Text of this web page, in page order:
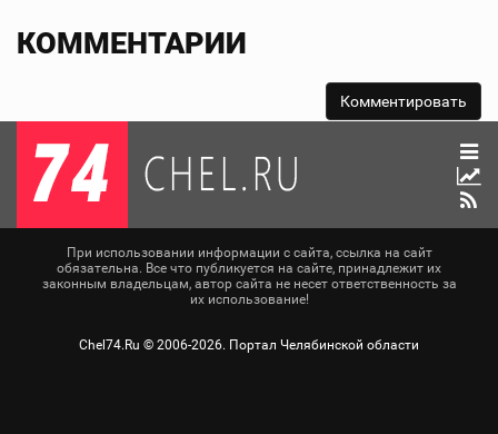
КОММЕНТАРИИ
При использовании информации с сайта, ссылка на сайт
обязательна. Все что публикуется на сайте, принадлежит их
законным владельцам, автор сайта не несет ответственность за
их использование!
Chel74.Ru © 2006-2026. Портал Челябинской области